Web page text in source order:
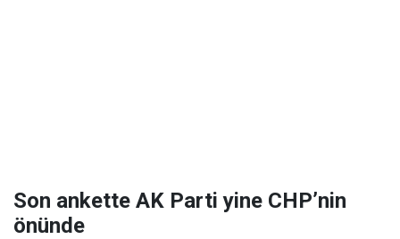
Son ankette AK Parti yine CHP’nin
önünde